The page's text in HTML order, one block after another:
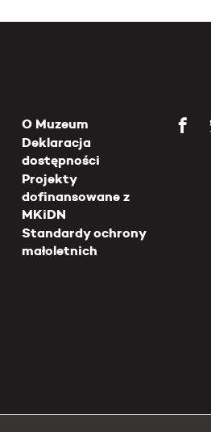
O Muzeum
Deklaracja
dostępności
Projekty
dofinansowane z
MKiDN
Standardy ochrony
małoletnich